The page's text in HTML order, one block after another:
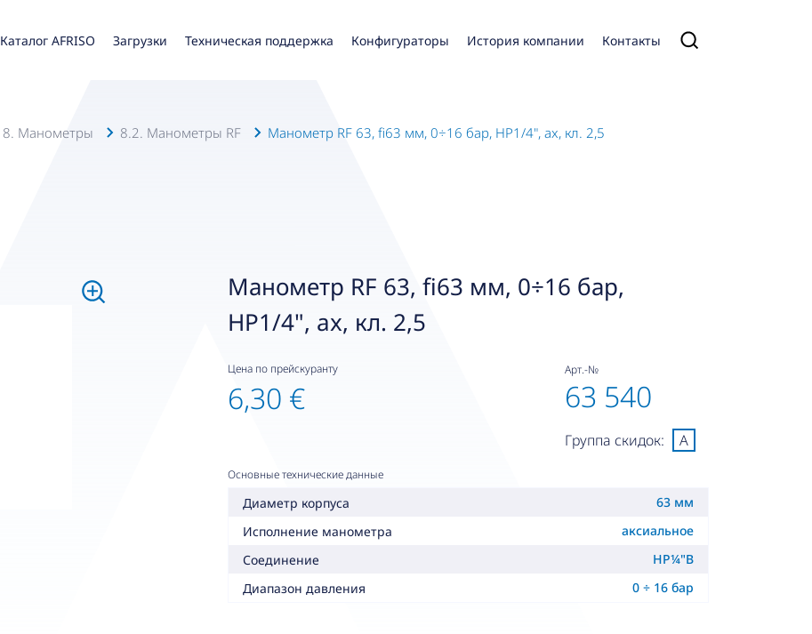
Каталог AFRISO Загрузки Техническая поддержка Конфигураторы История компании Контакты
8. Манометры 8.2. Манометры RF Манометр RF 63, fi63 мм, 0÷16 бар, НР1/4", ax, кл. 2,5
Манометр RF 63, fi63 мм, 0÷16 бар,
НР1/4", ax, кл. 2,5
Цена по прейскуранту
6,30 €
Арт.-№
63 540
Группа скидок: A
Основные технические данные
Диаметр корпуса
63 мм
Исполнение манометра
аксиальное
Соединение
НР¼"B
Диапазон давления
0 ÷ 16 бар